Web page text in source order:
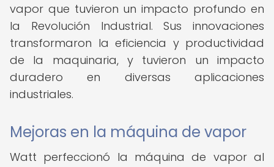
vapor que tuvieron un impacto profundo en
la Revolución Industrial. Sus innovaciones
transformaron la eficiencia y productividad
de la maquinaria, y tuvieron un impacto
duradero en diversas aplicaciones
industriales.
Mejoras en la máquina de vapor
Watt perfeccionó la máquina de vapor al